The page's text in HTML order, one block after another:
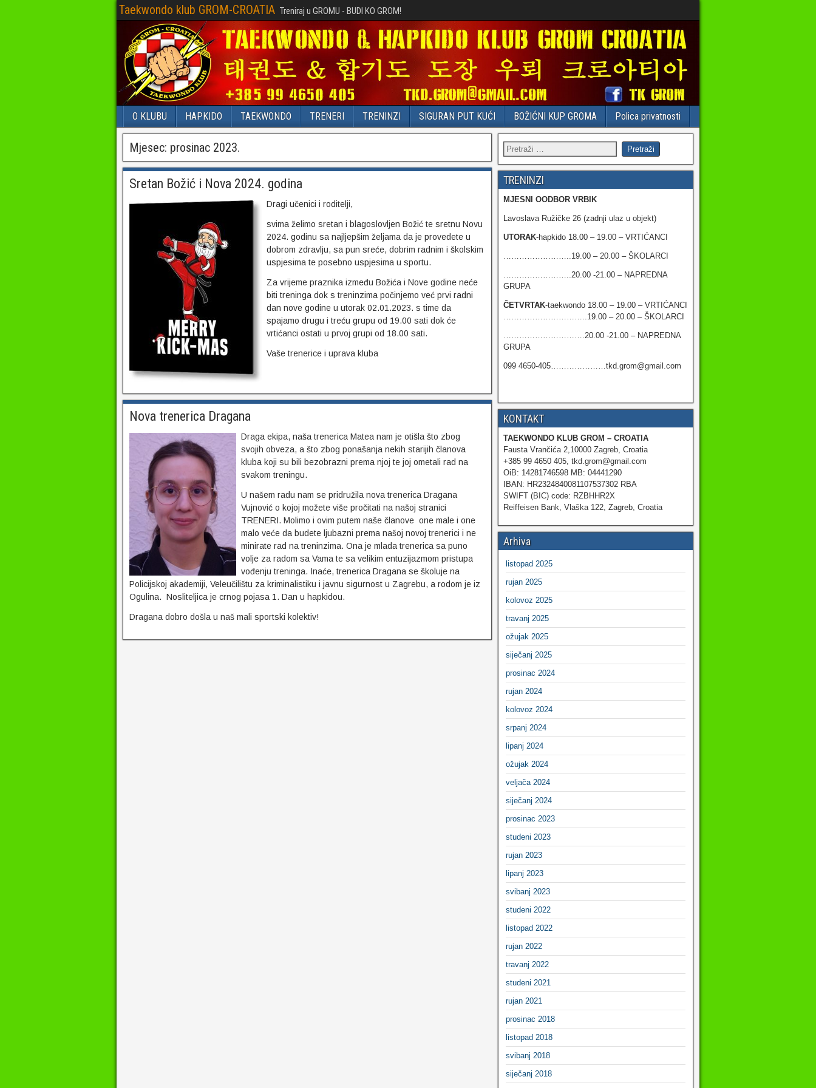
Taekwondo klub GROM-CROATIA Treniraj u GROMU - BUDI KO GROM!
O KLUBU HAPKIDO TAEKWONDO TRENERI TRENINZI SIGURAN PUT KUĆI BOŽIĆNI KUP GROMA Polica privatnosti
Mjesec: prosinac 2023.
Sretan Božić i Nova 2024. godina
Dragi učenici i roditelji,
svima želimo sretan i blagoslovljen Božić te sretnu Novu
2024. godinu sa najljepšim željama da je provedete u
dobrom zdravlju, sa pun sreće, dobrim radnim i školskim
uspjesima te posebno uspjesima u sportu.
Za vrijeme praznika između Božića i Nove godine neće
biti treninga dok s treninzima počinjemo već prvi radni
dan nove godine u utorak 02.01.2023. s time da
spajamo drugu i treću grupu od 19.00 sati dok će
vrtićanci ostati u prvoj grupi od 18.00 sati.
Vaše trenerice i uprava kluba
Nova trenerica Dragana
Draga ekipa, naša trenerica Matea nam je otišla što zbog
svojih obveza, a što zbog ponašanja nekih starijih članova
kluba koji su bili bezobrazni prema njoj te joj ometali rad na
svakom treningu.
U našem radu nam se pridružila nova trenerica Dragana
Vujnović o kojoj možete više pročitati na našoj stranici
TRENERI. Molimo i ovim putem naše članove one male i one
malo veće da budete ljubazni prema našoj novoj trenerici i ne
minirate rad na treninzima. Ona je mlada trenerica sa puno
volje za radom sa Vama te sa velikim entuzijazmom pristupa
vođenju treninga. Inaće, trenerica Dragana se školuje na
Policijskoj akademiji, Veleučilištu za kriminalistiku i javnu sigurnost u Zagrebu, a rodom je iz
Ogulina. Nosliteljica je crnog pojasa 1. Dan u hapkidou.
Dragana dobro došla u naš mali sportski kolektiv!
TRENINZI
MJESNI OODBOR VRBIK
Lavoslava Ružičke 26 (zadnji ulaz u objekt)
UTORAK-hapkido 18.00 – 19.00 – VRTIĆANCI
……………………..19.00 – 20.00 – ŠKOLARCI
……………………..20.00 -21.00 – NAPREDNA
GRUPA
ČETVRTAK-taekwondo 18.00 – 19.00 – VRTIĆANCI
…………………………..19.00 – 20.00 – ŠKOLARCI
………………………….20.00 -21.00 – NAPREDNA
GRUPA
099 4650-405…………………tkd.grom@gmail.com
KONTAKT
TAEKWONDO KLUB GROM – CROATIA
Fausta Vrančića 2,10000 Zagreb, Croatia
+385 99 4650 405, tkd.grom@gmail.com
OiB: 14281746598 MB: 04441290
IBAN: HR2324840081107537302 RBA
SWIFT (BIC) code: RZBHHR2X
Reiffeisen Bank, Vlaška 122, Zagreb, Croatia
Arhiva
listopad 2025
rujan 2025
kolovoz 2025
travanj 2025
ožujak 2025
siječanj 2025
prosinac 2024
rujan 2024
kolovoz 2024
srpanj 2024
lipanj 2024
ožujak 2024
veljača 2024
siječanj 2024
prosinac 2023
studeni 2023
rujan 2023
lipanj 2023
svibanj 2023
studeni 2022
listopad 2022
rujan 2022
travanj 2022
studeni 2021
rujan 2021
prosinac 2018
listopad 2018
svibanj 2018
siječanj 2018